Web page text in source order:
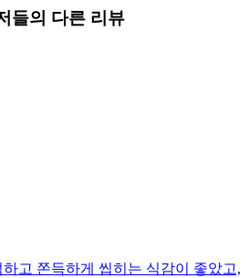
들의 다른 리뷰
고 쫀득하게 씹히는 식감이 좋았고,